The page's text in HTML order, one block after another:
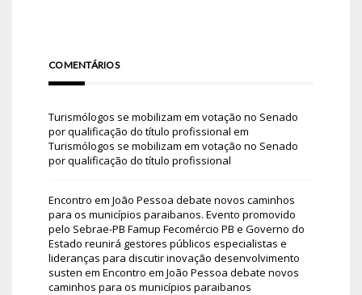
COMENTÁRIOS
Turismólogos se mobilizam em votação no Senado
por qualificação do título profissional em
Turismólogos se mobilizam em votação no Senado
por qualificação do título profissional
Encontro em João Pessoa debate novos caminhos
para os municípios paraibanos. Evento promovido
pelo Sebrae-PB Famup Fecomércio PB e Governo do
Estado reunirá gestores públicos especialistas e
lideranças para discutir inovação desenvolvimento
susten em Encontro em João Pessoa debate novos
caminhos para os municípios paraibanos